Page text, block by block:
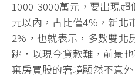
1000-3000萬元，要出現
元以內，占比僅4%，新北
2%，也就表示，多數雙北
跳，以現今貸款難，前景
棄房買股的窘境顯然不意外